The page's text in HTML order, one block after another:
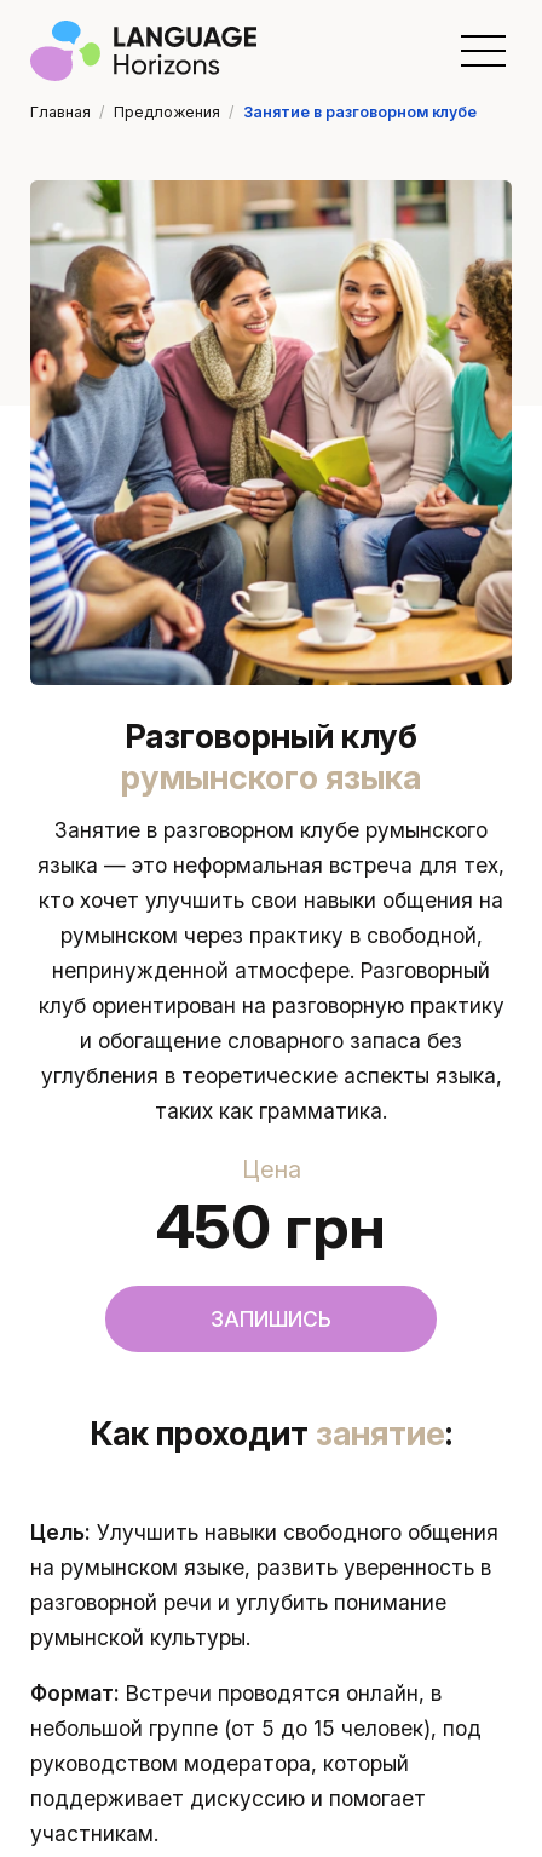
Главная / Предложения / Занятие в разговорном клубе
Разговорный клуб
румынского языка
Занятие в разговорном клубе румынского
языка — это неформальная встреча для тех,
кто хочет улучшить свои навыки общения на
румынском через практику в свободной,
непринужденной атмосфере. Разговорный
клуб ориентирован на разговорную практику
и обогащение словарного запаса без
углубления в теоретические аспекты языка,
таких как грамматика.
Цена
450 грн
ЗАПИШИСЬ
Как проходит занятие:
Цель: Улучшить навыки свободного общения
на румынском языке, развить уверенность в
разговорной речи и углубить понимание
румынской культуры.
Формат: Встречи проводятся онлайн, в
небольшой группе (от 5 до 15 человек), под
руководством модератора, который
поддерживает дискуссию и помогает
участникам.